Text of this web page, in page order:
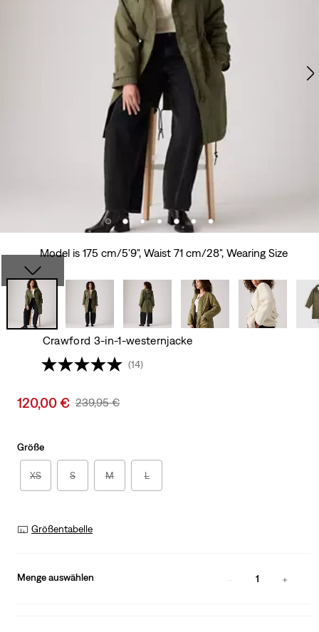
Model is 175 cm/5'9", Waist 71 cm/28", Wearing Size
Crawford 3-in-1-westernjacke
(14)
Sale
120,00 € Original
239,95 €
Größe
XS S M L
Größentabelle
Menge auswählen 1